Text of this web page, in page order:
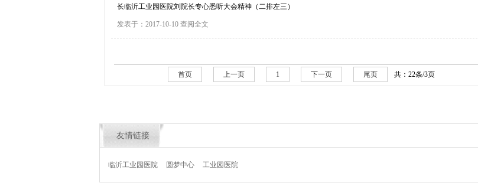
长临沂工业园医院刘院长专心悉听大会精神（二排左三）
发表于：2017-10-10 查阅全文
首页 上一页 1 下一页 尾页 共：22条/3页
友情链接
临沂工业园医院 圆梦中心 工业园医院